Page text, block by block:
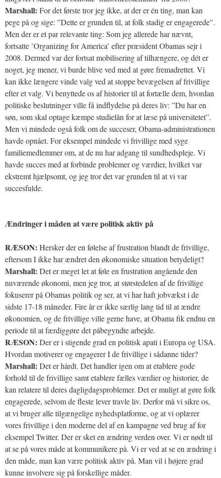
Marshall: For det første tror jeg ikke, at der er én ting, man kan
pege på og sige: ”Dette er grunden til, at folk stadig er engagerede”.
Men der er et par relevante ting: Som jeg allerede har nævnt,
fortsatte ’Organizing for America’ efter præsident Obamas sejr i
2008. Dermed var der fortsat mobilisering af tilhængere, og dét er
noget, jeg mener, vi burde blive ved med at gøre fremadrettet. Vi
kan ikke længere vinde valg ved at stoppe bevægelsen af frivillige
efter et valg. Vi benyttede os af historier til at fortælle dem, hvordan
politiske beslutninger ville få indflydelse på deres liv: ”Du har en
søn, som skal optage kæmpe studielån for at læse på universitetet”.
Men vi mindede også folk om de succeser, Obama-administrationen
havde opnået. For eksempel mindede vi frivillige med syge
familiemedlemmer om, at de nu har adgang til sundhedspleje. Vi
havde succes med at forbinde problemer og værdier, hvilket var
ekstremt hjælpsomt, og jeg tror det var grunden til at vi var
succesfulde.
Ændringer i måden at være politisk aktiv på
RÆSON: Hersker der en følelse af frustration blandt de frivillige,
eftersom I ikke har ændret den økonomiske situation betydeligt?
Marshall: Det er meget let at føle en frustration angående den
nuværende økonomi, men jeg tror, at størstedelen af de frivillige
fokuserer på Obamas politik og ser, at vi har haft jobvækst i de
sidste 17-18 måneder. Fire år er ikke særlig lang tid til at ændre
økonomien, og de frivillige ville gerne have, at Obama fik endnu en
periode til at færdiggøre det påbegyndte arbejde.
RÆSON: Der er i stigende grad en politisk apati i Europa og USA.
Hvordan motiverer og engagerer I de frivillige i sådanne tider?
Marshall: Det er hårdt. Det handler igen om at etablere gode
forhold til de frivillige samt etablere fælles værdier og historier, de
kan relatere til deres dagligdagsproblemer. Det er muligt at gøre folk
engagerede, selvom de fleste lever travle liv. Derfor må vi sikre os,
at vi bruger alle tilgængelige nyhedsplatforme, og at vi oplærer
vores frivillige i den moderne del af en kampagne ved brug af for
eksempel Twitter. Der er sket en ændring verden over. Vi er nødt til
at se på vores måde at kommunikere på. Vi er ved at se en ændring i
den måde, man kan være politisk aktiv på. Man vil i højere grad
kunne involvere sig på forskellige måder.